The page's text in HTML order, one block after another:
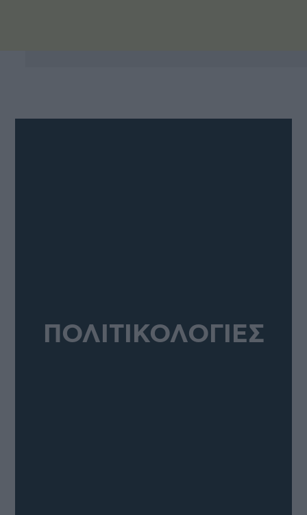
ΠΟΛΙΤΙΚΟΛΟΓΙΕΣ